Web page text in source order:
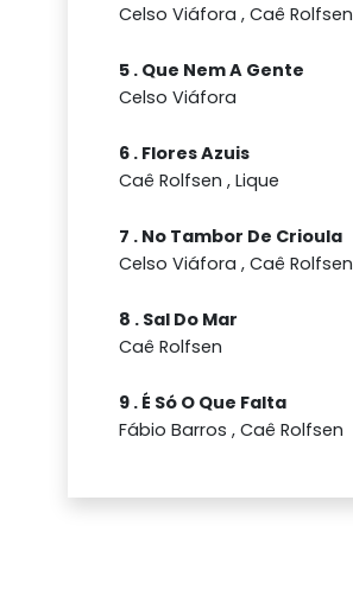
Celso Viáfora , Caê Rolfsen
5 . Que Nem A Gente
Celso Viáfora
6 . Flores Azuis
Caê Rolfsen , Lique
7 . No Tambor De Crioula
Celso Viáfora , Caê Rolfsen
8 . Sal Do Mar
Caê Rolfsen
9 . É Só O Que Falta
Fábio Barros , Caê Rolfsen